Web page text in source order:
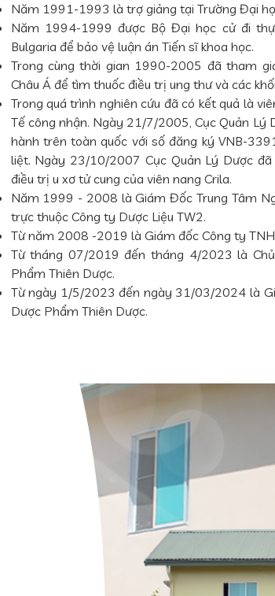
Năm 1991-1993 là trợ giảng tại Trường Đại
Năm 1994-1999 được Bộ Đại học cử đi
Bulgaria để bảo vệ luận án Tiến sĩ khoa học.
Trong cùng thời gian 1990-2005 đã tham
Châu Á để tìm thuốc điều trị ung thư và các
Trong quá trình nghiên cứu đã có kết quả là
Tế công nhận. Ngày 21/7/2005, Cục Quản
hành trên toàn quốc với số đăng ký VNB-
liệt. Ngày 23/10/2007 Cục Quản Lý Dược
điều trị u xơ tử cung của viên nang Crila.
Năm 1999 - 2008 là Giám Đốc Trung Tâm
trực thuộc Công ty Dược Liệu TW2.
Từ năm 2008 -2019 là Giám đốc Công ty
Từ tháng 07/2019 đến tháng 4/2023 là
Phẩm Thiên Dược.
Từ ngày 1/5/2023 đến ngày 31/03/2024 là
Dược Phẩm Thiên Dược.